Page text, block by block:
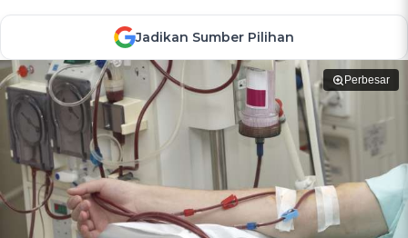
Jadikan Sumber Pilihan
Perbesar